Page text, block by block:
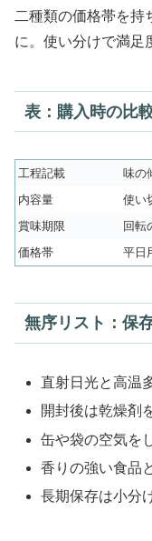
二種類の価格帯を持
に。使い分けで満足
表：購入時の比
工程記載
味の
内容量
使い
賞味期限
回転
価格帯
平日
無序リスト：保
直射日光と高温
開封後は乾燥剤
缶や袋の空気を
香りの強い食品
長期保存は小分